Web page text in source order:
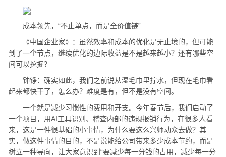
成本领先，“不止单点，而是全价值链”
《中国企业家》：虽然效率和成本的优化是无止境的，但可能
到了一个节点，继续优化的边际收益是不是越来越小？还有哪些空
间可以挖掘？
钟铮：确实如此，我们之前说从湿毛巾里拧水，但现在毛巾看
起来都快干了，怎么办？难度是有，但不是没有空间。
一个就是减少习惯性的费用和开支。今年春节后，我们启动了
一个项目，用AI工具识别、稽查内部的违规报销行为，在很多人看
来，这是一件很基础的小事情，为什么要这么兴师动众去做？其
实，做这件事情的目的，不是说能给公司带来多少成本节约，而是
树立一种导向，让大家意识到“要减少每一分钱的占用，减少每一分